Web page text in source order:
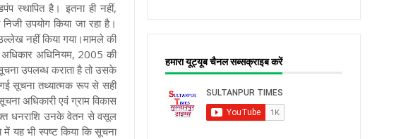
स्थापित है। इतना ही नहीं,
उपयोग किया जा रहा है।
नहीं किया गया।मामले की
अधिनियम, 2005 की
उपलब्ध कराता है तो उसके
सूचना तथ्यात्मक रूप से सही
अधिकारी एवं ग्राम विकास
धनराशि उनके वेतन से वसूल
यह भी स्पष्ट किया कि सूचना
हमारा यूट्यूब चैनल सब्सक्राइब करें